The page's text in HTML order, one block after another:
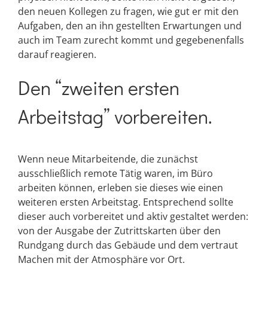
den neuen Kollegen zu fragen, wie gut er mit den
Aufgaben, den an ihn gestellten Erwartungen und
auch im Team zurecht kommt und gegebenenfalls
darauf reagieren.
Den “zweiten ersten
Arbeitstag” vorbereiten.
Wenn neue Mitarbeitende, die zunächst
ausschließlich remote Tätig waren, im Büro
arbeiten können, erleben sie dieses wie einen
weiteren ersten Arbeitstag. Entsprechend sollte
dieser auch vorbereitet und aktiv gestaltet werden:
von der Ausgabe der Zutrittskarten über den
Rundgang durch das Gebäude und dem vertraut
Machen mit der Atmosphäre vor Ort.